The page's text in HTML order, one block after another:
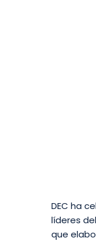
DEC ha
líderes
que